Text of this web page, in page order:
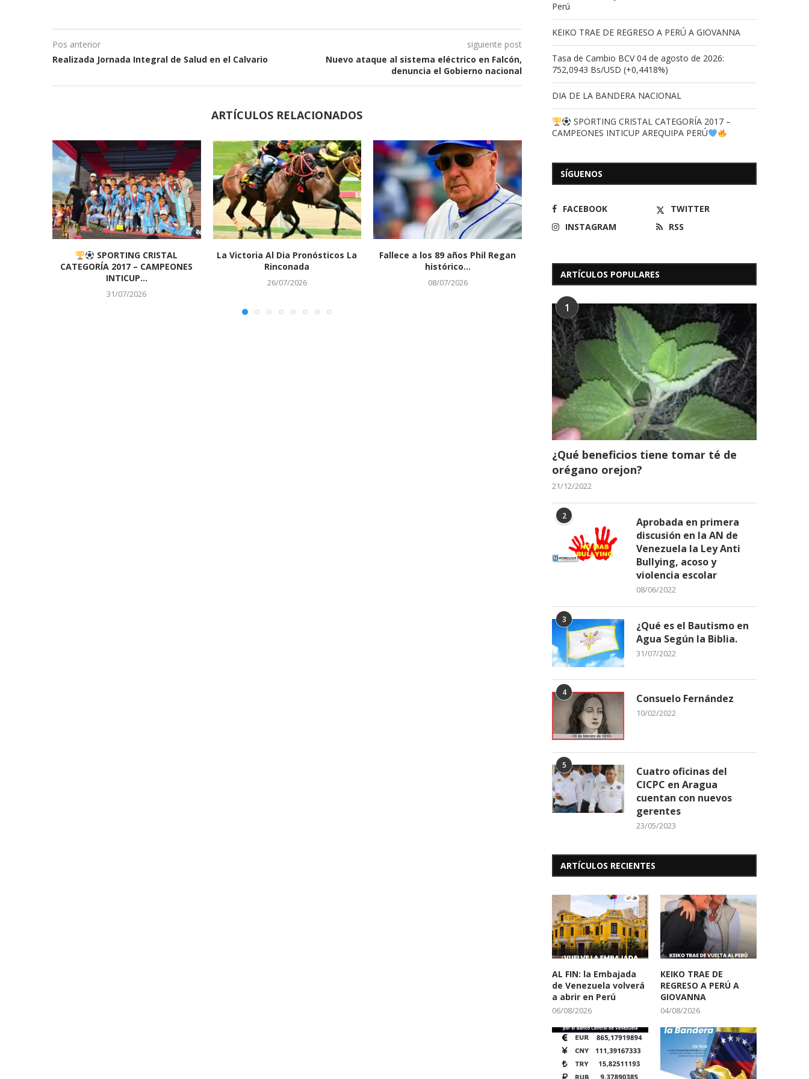
Pos anterior
Realizada Jornada Integral de Salud en el Calvario
siguiente post
Nuevo ataque al sistema eléctrico en Falcón,
denuncia el Gobierno nacional
ARTÍCULOS RELACIONADOS
SPORTING CRISTAL
CATEGORÍA 2017 – CAMPEONES
INTICUP...
31/07/2026
La Victoria Al Dia Pronósticos La
Rinconada
26/07/2026
Fallece a los 89 años Phil Regan
histórico...
08/07/2026
clasificación al Mundial Sub-19
tras...
LA RINCONADA
16/05/2026
Perú
KEIKO TRAE DE REGRESO A PERÚ A GIOVANNA
Tasa de Cambio BCV 04 de agosto de 2026:
752,0943 Bs/USD (+0,4418%)
DIA DE LA BANDERA NACIONAL
SPORTING CRISTAL CATEGORÍA 2017 –
CAMPEONES INTICUP AREQUIPA PERÚ
SÍGUENOS
FACEBOOK
TWITTER
INSTAGRAM
RSS
ARTÍCULOS POPULARES
1
¿Qué beneficios tiene tomar té de
orégano orejon?
21/12/2022
2
Aprobada en primera
discusión en la AN de
Venezuela la Ley Anti
Bullying, acoso y
violencia escolar
08/06/2022
3
¿Qué es el Bautismo en
Agua Según la Biblia.
31/07/2022
4 Consuelo Fernández
10/02/2022
5
Cuatro oficinas del
CICPC en Aragua
cuentan con nuevos
gerentes
23/05/2023
ARTÍCULOS RECIENTES
AL FIN: la Embajada
de Venezuela volverá
a abrir en Perú
06/08/2026
KEIKO TRAE DE
REGRESO A PERÚ A
GIOVANNA
04/08/2026